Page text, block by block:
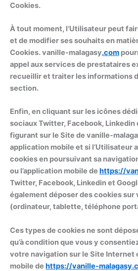
Cookies.
À tout moment, l’Utilisateur peut
et de modifier ses souhaits en
Cookies. vanille-malagasy.com
appel aux services de prestataires
recueillir et traiter les informations
section.
Enfin, en cliquant sur les icônes
sociaux Twitter, Facebook, Linkedin
figurant sur le Site de vanille-
application mobile et si l’Utilisateur
cookies en poursuivant sa
ou l’application mobile de https://
Twitter, Facebook, Linkedin et
également déposer des cookies sur
(ordinateur, tablette, téléphone
Ces types de cookies ne sont
qu’à condition que vous y
votre navigation sur le Site Internet
mobile de https://vanille-malagasy